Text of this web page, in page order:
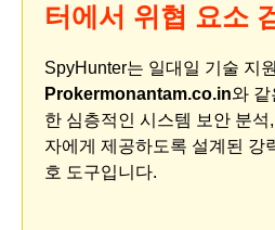
터에서 위협 요소
SpyHunter는 일대일 기술 지
Prokermonantam.co.in와 같
한 심층적인 시스템 보안 분
자에게 제공하도록 설계된 강
호 도구입니다.